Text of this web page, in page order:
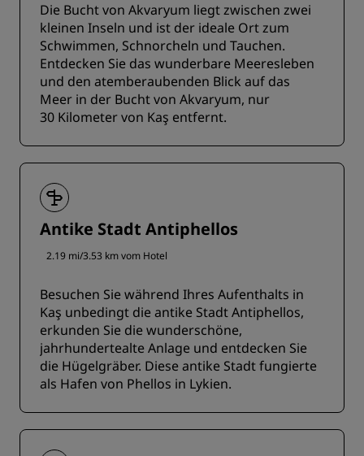
Die Bucht von Akvaryum liegt zwischen zwei
kleinen Inseln und ist der ideale Ort zum
Schwimmen, Schnorcheln und Tauchen.
Entdecken Sie das wunderbare Meeresleben
und den atemberaubenden Blick auf das
Meer in der Bucht von Akvaryum, nur
30 Kilometer von Kaş entfernt.
Antike Stadt Antiphellos
2.19 mi/3.53 km vom Hotel
Besuchen Sie während Ihres Aufenthalts in
Kaş unbedingt die antike Stadt Antiphellos,
erkunden Sie die wunderschöne,
jahrhundertealte Anlage und entdecken Sie
die Hügelgräber. Diese antike Stadt fungierte
als Hafen von Phellos in Lykien.